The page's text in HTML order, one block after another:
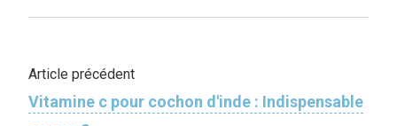
Article précédent
Vitamine c pour cochon d'inde​ : Indispensable